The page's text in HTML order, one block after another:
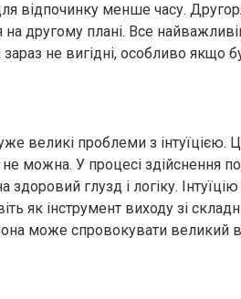
відпочинку менше часу.
на другому плані. Все
не вигідні, особливо якщо
великі проблеми з інтуїцією.
можна. У процесі здійснення
здоровий глузд і логіку.
як інструмент виходу зі
може спровокувати великий